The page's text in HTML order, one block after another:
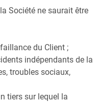
Société ne saurait être
du Client ;
indépendants de la
troubles sociaux,
tiers sur lequel la